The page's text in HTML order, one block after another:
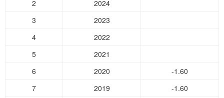
2
2024
3
2023
4
2022
5
2021
6
2020
-1.60
7
2019
-1.60